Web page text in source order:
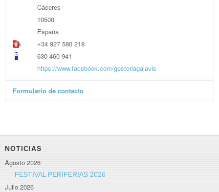
Cáceres
10500
España
+34 927 580 218
630 460 941
https://www.facebook.com/gestoriagalavis
Formulario de contacto
Nombre*
Correo electrónico*
NOTICIAS
Agosto 2026
FESTIVAL PERIFERIAS 2026
Julio 2026